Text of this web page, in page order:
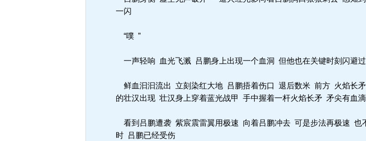
一闪
“噗 ”
一声轻响 血光飞溅 吕鹏身上出现一个血洞 但他也在关键时刻闪避
鲜血汩汩流出 立刻染红大地 吕鹏捂着伤口 退后数米 前方 火焰长
的壮汉出现 壮汉身上穿着蓝光战甲 手中握着一杆火焰长矛 矛尖有血
看到吕鹏遭袭 紫宸震雷翼用极速 向着吕鹏冲去 可是步法再极速 也
时 吕鹏已经受伤